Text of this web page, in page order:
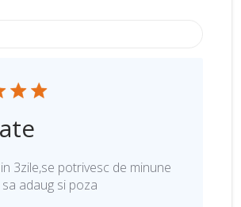
3zile,se potrivesc de minune
adaug si poza